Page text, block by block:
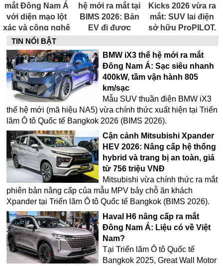
mắt Đông Nam Á
với diện mạo lột
xác và công nghệ
tiết kiệm nhiên
liệu đột phá
hệ mới ra mắt tại
BIMS 2026: Bản
EV đi được
năng lội nước
sâu 700 mm
Kicks 2026 vừa ra
mắt: SUV lai điện
sở hữu ProPILOT,
Việt Nam không
xa
TIN NỔI BẬT
BMW iX3 thế hệ mới ra mắt
Đông Nam Á: Sạc siêu nhanh
400kW, tầm vận hành 805
km/sạc
Mẫu SUV thuần điện BMW iX3
thế hệ mới (mã hiệu NA5) vừa chính thức xuất hiện tại Triển
lãm Ô tô Quốc tế Bangkok 2026 (BIMS 2026).
Cận cảnh Mitsubishi Xpander
HEV 2026: Nâng cấp hệ thống
hybrid và trang bị an toàn, giá
từ 756 triệu VNĐ
Mitsubishi vừa chính thức ra mắt
phiên bản nâng cấp của mẫu MPV bảy chỗ ăn khách
Xpander tại Triển lãm Ô tô Quốc tế Bangkok (BIMS 2026).
Haval H6 nâng cấp ra mắt
Đông Nam Á: Liệu có về Việt
Nam?
Tại Triển lãm Ô tô Quốc tế
Bangkok 2025, Great Wall Motor